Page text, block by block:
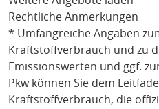
Rechtliche Anmerkungen
* Umfangreiche Angaben
Kraftstoffverbrauch und zu
Emissionswerten und ggf.
Pkw können Sie dem
Kraftstoffverbrauch, die